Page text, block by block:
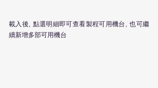
載入後, 點選明細即可查看製程可用機台, 也可繼
續新增多部可用機台